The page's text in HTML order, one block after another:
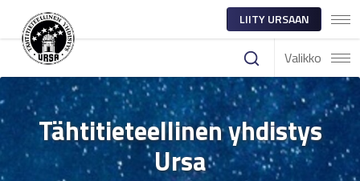
LIITY URSAAN
Valikko
Tähtitieteellinen yhdistys
Ursa